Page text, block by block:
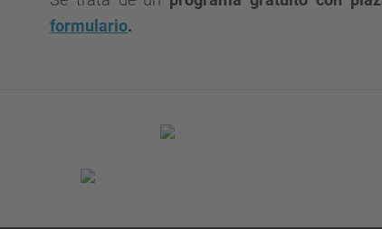
formulario.